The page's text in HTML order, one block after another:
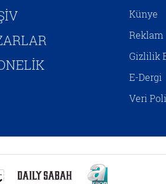
hızlandırıp Yeni Ahit
metinlerinde aktarılan birtakım
kehanetlerin gerçekleşmesini
sağlamaya yönelik adımlar olarak
yorumlamak mümkündür.
Künye
Reklam
Gizlilik
E-Dergi
Veri